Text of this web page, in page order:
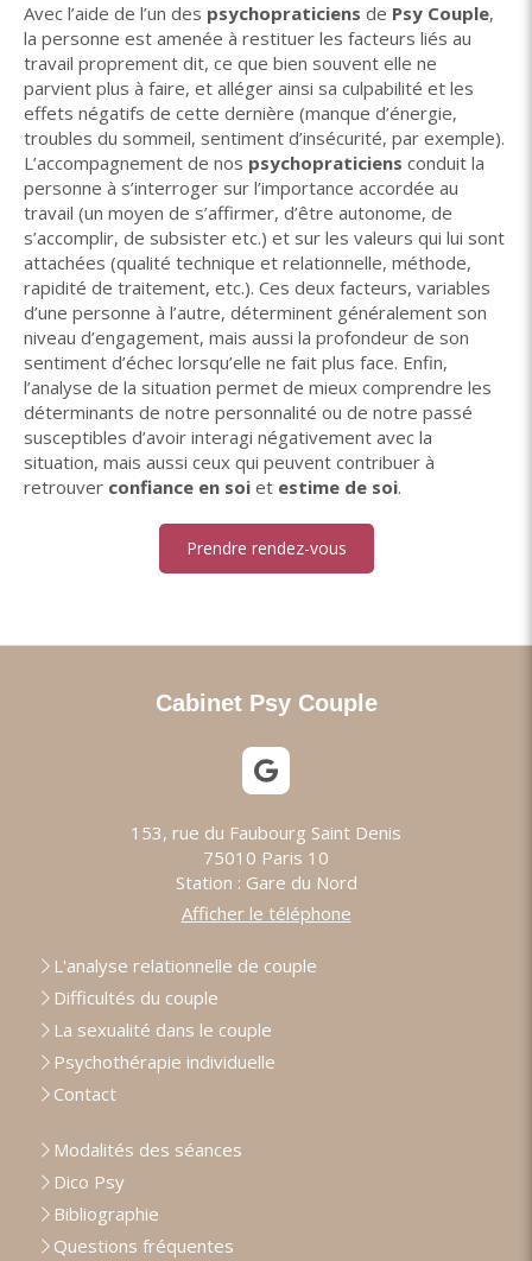
Avec l’aide de l’un des psychopraticiens de Psy Couple,
la personne est amenée à restituer les facteurs liés au
travail proprement dit, ce que bien souvent elle ne
parvient plus à faire, et alléger ainsi sa culpabilité et les
effets négatifs de cette dernière (manque d’énergie,
troubles du sommeil, sentiment d’insécurité, par exemple).
L’accompagnement de nos psychopraticiens conduit la
personne à s’interroger sur l’importance accordée au
travail (un moyen de s’affirmer, d’être autonome, de
s’accomplir, de subsister etc.) et sur les valeurs qui lui sont
attachées (qualité technique et relationnelle, méthode,
rapidité de traitement, etc.). Ces deux facteurs, variables
d’une personne à l’autre, déterminent généralement son
niveau d’engagement, mais aussi la profondeur de son
sentiment d’échec lorsqu’elle ne fait plus face. Enfin,
l’analyse de la situation permet de mieux comprendre les
déterminants de notre personnalité ou de notre passé
susceptibles d’avoir interagi négativement avec la
situation, mais aussi ceux qui peuvent contribuer à
retrouver confiance en soi et estime de soi.
Prendre rendez-vous
Cabinet Psy Couple
153, rue du Faubourg Saint Denis
75010 Paris 10
Station : Gare du Nord
Afficher le téléphone
L'analyse relationnelle de couple
Difficultés du couple
La sexualité dans le couple
Psychothérapie individuelle
Contact
Modalités des séances
Dico Psy
Bibliographie
Questions fréquentes